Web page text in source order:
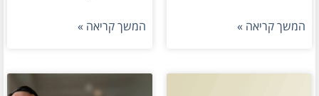
המשך קריאה » המשך קריאה »